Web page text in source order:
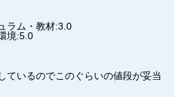
ラム・教材:3.0
境:5.0
ているのでこのぐらいの値段が妥当